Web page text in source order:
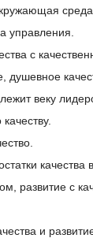
управления.
с
душевное
веку
качества
развитие с
и